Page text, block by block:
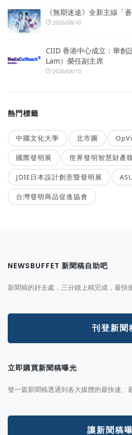
《無期迷途》全新主線「
2026/08/10
CIID 香港中心成立：華創
Lam）榮任副主席
2026/08/10
熱門標籤
中國文化大學 北市圖
國際發明展 世界發明智慧財產
JDIE日本設計創意暨發明展
台灣發明商品促進協會
NEWSBUFFET 新聞稿自助吧
新聞稿的好去處，三分鐘上稿完成，最快
刊登新聞
立即購買新聞稿曝光
發一篇新聞稿透通到各大媒體的最快速、
讓新聞稿